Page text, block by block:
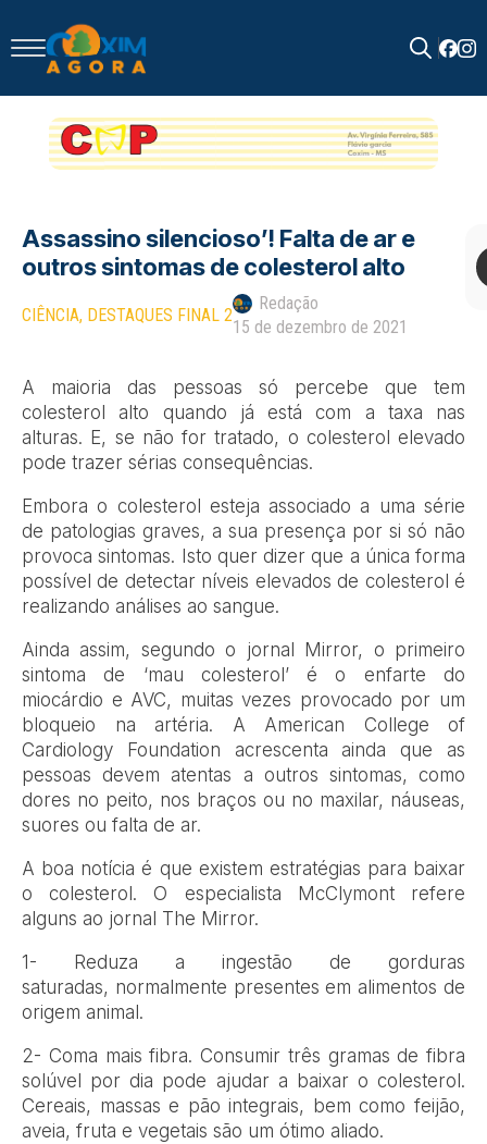
for:
Assassino silencioso’! Falta de ar e
outros sintomas de colesterol alto
CIÊNCIA DESTAQUES FINAL 2
Redação
15 de dezembro de 2021
A maioria das pessoas só percebe que tem
colesterol alto quando já está com a taxa nas
alturas. E, se não for tratado, o colesterol elevado
pode trazer sérias consequências.
Embora o colesterol esteja associado a uma série
de patologias graves, a sua presença por si só não
provoca sintomas. Isto quer dizer que a única forma
possível de detectar níveis elevados de colesterol é
realizando análises ao sangue.
Ainda assim, segundo o jornal Mirror, o primeiro
sintoma de ‘mau colesterol’ é o enfarte do
miocárdio e AVC, muitas vezes provocado por um
bloqueio na artéria. A American College of
Cardiology Foundation acrescenta ainda que as
pessoas devem atentas a outros sintomas, como
dores no peito, nos braços ou no maxilar, náuseas,
suores ou falta de ar.
A boa notícia é que existem estratégias para baixar
o colesterol. O especialista McClymont refere
alguns ao jornal The Mirror.
1- Reduza a ingestão de gorduras
saturadas, normalmente presentes em alimentos de
origem animal.
2- Coma mais fibra. Consumir três gramas de fibra
solúvel por dia pode ajudar a baixar o colesterol.
Cereais, massas e pão integrais, bem como feijão,
aveia, fruta e vegetais são um ótimo aliado.